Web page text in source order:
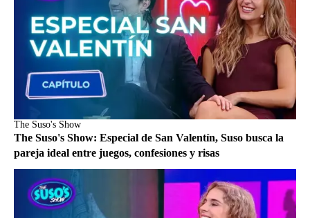
The Suso's Show
The Suso's Show: Especial de San Valentín, Suso busca la
pareja ideal entre juegos, confesiones y risas